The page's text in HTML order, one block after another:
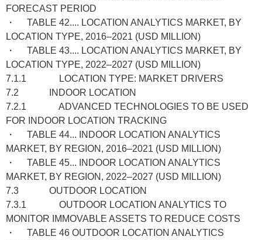
FORECAST PERIOD
・ TABLE 42.... LOCATION ANALYTICS MARKET, BY
LOCATION TYPE, 2016–2021 (USD MILLION)
・ TABLE 43.... LOCATION ANALYTICS MARKET, BY
LOCATION TYPE, 2022–2027 (USD MILLION)
7.1.1 LOCATION TYPE: MARKET DRIVERS
7.2 INDOOR LOCATION
7.2.1 ADVANCED TECHNOLOGIES TO BE USED
FOR INDOOR LOCATION TRACKING
・ TABLE 44... INDOOR LOCATION ANALYTICS
MARKET, BY REGION, 2016–2021 (USD MILLION)
・ TABLE 45... INDOOR LOCATION ANALYTICS
MARKET, BY REGION, 2022–2027 (USD MILLION)
7.3 OUTDOOR LOCATION
7.3.1 OUTDOOR LOCATION ANALYTICS TO
MONITOR IMMOVABLE ASSETS TO REDUCE COSTS
・ TABLE 46 OUTDOOR LOCATION ANALYTICS